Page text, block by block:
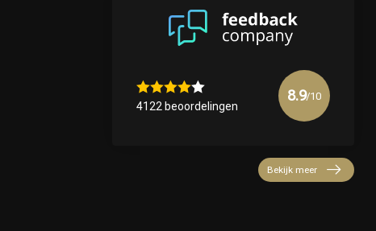
4122 beoordelingen
8.9/10
Bekijk meer